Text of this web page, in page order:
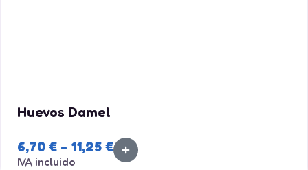
Huevos Damel
6,70 € - 11,25 €
IVA incluido